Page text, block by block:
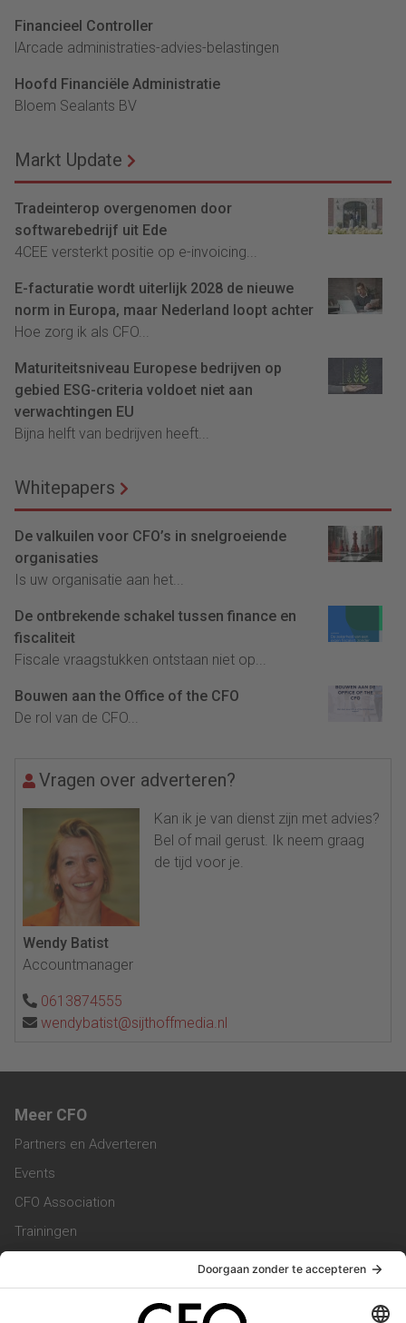
Financieel Controller
lArcade administraties-advies-belastingen
Hoofd Financiële Administratie
Bloem Sealants BV
Markt Update
Tradeinterop overgenomen door
softwarebedrijf uit Ede
4CEE versterkt positie op e-invoicing...
E-facturatie wordt uiterlijk 2028 de nieuwe
norm in Europa, maar Nederland loopt achter
Hoe zorg ik als CFO...
Maturiteitsniveau Europese bedrijven op
gebied ESG-criteria voldoet niet aan
verwachtingen EU
Bijna helft van bedrijven heeft...
Whitepapers
De valkuilen voor CFO’s in snelgroeiende
organisaties
Is uw organisatie aan het...
De ontbrekende schakel tussen finance en
fiscaliteit
Fiscale vraagstukken ontstaan niet op...
Bouwen aan the Office of the CFO
De rol van de CFO...
Vragen over adverteren?
Kan ik je van dienst zijn met advies?
Bel of mail gerust. Ik neem graag
de tijd voor je.
Wendy Batist
Accountmanager
0613874555
wendybatist@sijthoffmedia.nl
Meer CFO
Partners en Adverteren
Events
CFO Association
Trainingen
Vacatures
Service & Contact